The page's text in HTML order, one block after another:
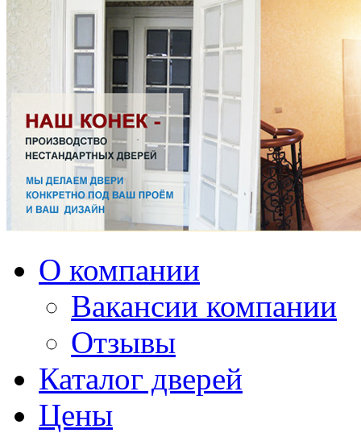
О компании
Вакансии компании
Отзывы
Каталог дверей
Цены